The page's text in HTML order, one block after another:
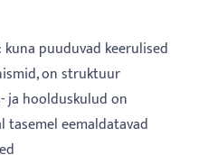
puuduvad keerulised
on struktuur
hoolduskulud on
tasemel eemaldatavad